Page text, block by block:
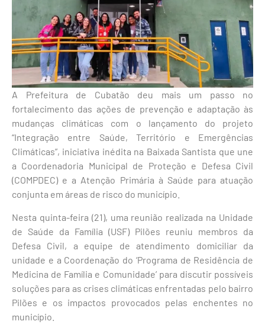
A Prefeitura de Cubatão deu mais um passo no
fortalecimento das ações de prevenção e adaptação às
mudanças climáticas com o lançamento do projeto
“Integração entre Saúde, Território e Emergências
Climáticas”, iniciativa inédita na Baixada Santista que une
a Coordenadoria Municipal de Proteção e Defesa Civil
(COMPDEC) e a Atenção Primária à Saúde para atuação
conjunta em áreas de risco do município.
Nesta quinta-feira (21), uma reunião realizada na Unidade
de Saúde da Família (USF) Pilões reuniu membros da
Defesa Civil, a equipe de atendimento domiciliar da
unidade e a Coordenação do ‘Programa de Residência de
Medicina de Família e Comunidade’ para discutir possíveis
soluções para as crises climáticas enfrentadas pelo bairro
Pilões e os impactos provocados pelas enchentes no
município.